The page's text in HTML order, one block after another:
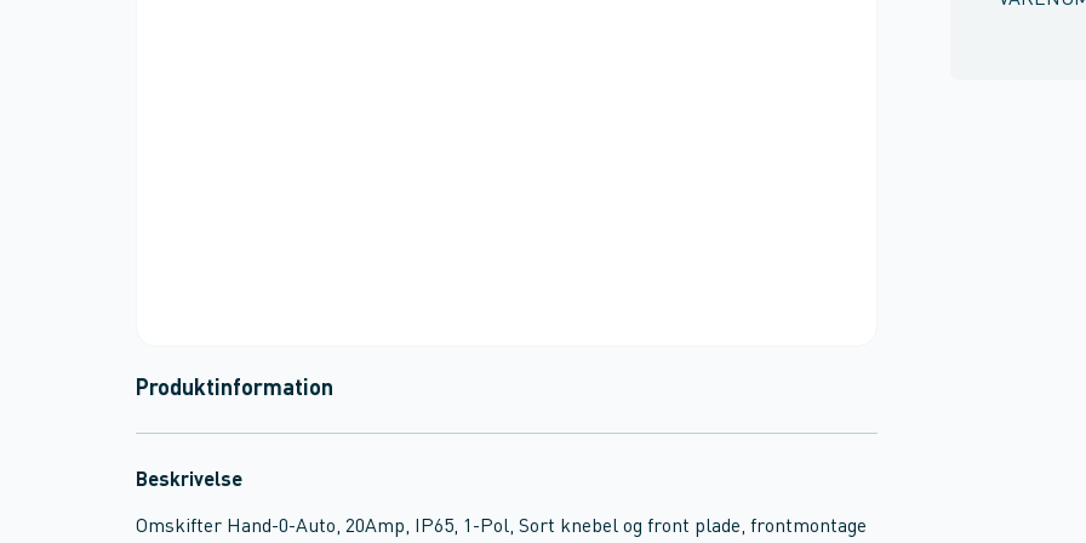
Produktinformation
Beskrivelse
Omskifter Hand-0-Auto, 20Amp, IP65, 1-Pol, Sort knebel og front plade, frontmontage